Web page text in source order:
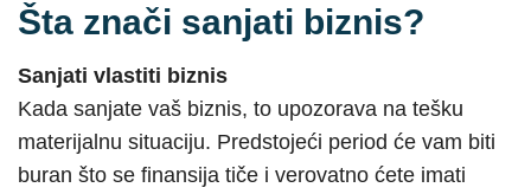
Šta znači sanjati biznis?
Sanjati vlastiti biznis
Kada sanjate vaš biznis, to upozorava na tešku
materijalnu situaciju. Predstojeći period će vam biti
buran što se finansija tiče i verovatno ćete imati